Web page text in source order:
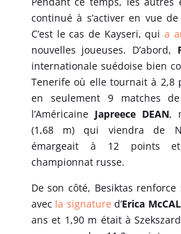
continué à s’activer en vue de
C’est le cas de Kayseri, quia
nouvelles joueuses. D’abord,
internationale suédoise bien
Tenerife où elle tournait à 2,8
en seulement 9 matches
l’Américaine Japreece DEAN,
(1,68 m) qui viendra de
émargeait à 12 points
championnat russe.
De son côté, Besiktas
avec la signature d’Erica
ans et 1,90 m était à